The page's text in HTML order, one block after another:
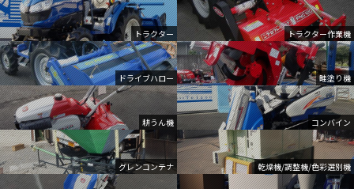
トラクター トラクター作業機
ドライブハロー 畦塗り機
耕うん機 コンバイン
グレンコンテナ 乾燥機/調整機/色彩選別機